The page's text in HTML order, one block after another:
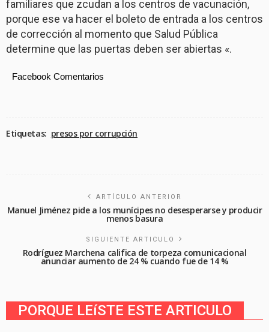
familiares que zcudan a los centros de vacunación,
porque ese va hacer el boleto de entrada a los centros
de corrección al momento que Salud Pública
determine que las puertas deben ser abiertas «.
Facebook Comentarios
Etiquetas: presos por corrupción
ARTÍCULO ANTERIOR
Manuel Jiménez pide a los munícipes no desesperarse y producir
menos basura
SIGUIENTE ARTICULO
Rodríguez Marchena califica de torpeza comunicacional
anunciar aumento de 24 % cuando fue de 14 %
PORQUE LEíSTE ESTE ARTICULO